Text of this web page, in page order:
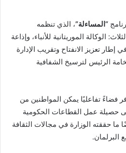
“المساءلة”، الذي تنظمه
الوكالة الموريتانية للأنباء، وإذاعة
في إطار تعزيز الانفتاح وتقريب الإدارة
الرئيس لترسيخ الشفافية
فضاءً تفاعليًا يمكن المواطنين من
حصيلة عمل القطاعات الحكومية
ما حققته الوزارة في مجالات الثقافة
البرلمان.